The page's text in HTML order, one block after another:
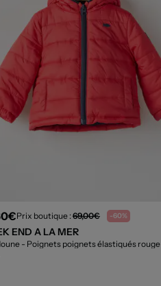
Prix boutique :69,00€ -60%
END A LA MER
- Poignets poignets élastiqués rouge